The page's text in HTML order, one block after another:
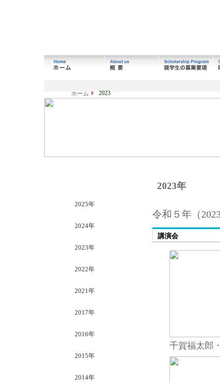
ホーム 2023
2023年
令和５年（
講演会
千賀福太郎
2025年
2024年
2023年
2022年
2021年
2017年
2016年
2015年
2014年